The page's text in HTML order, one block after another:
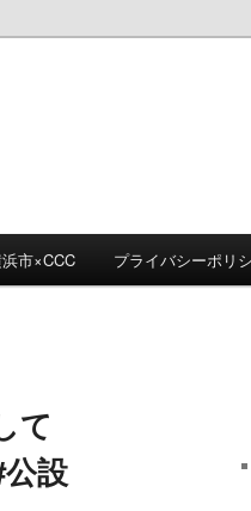
市×CCC プライバシーポリ
て
設